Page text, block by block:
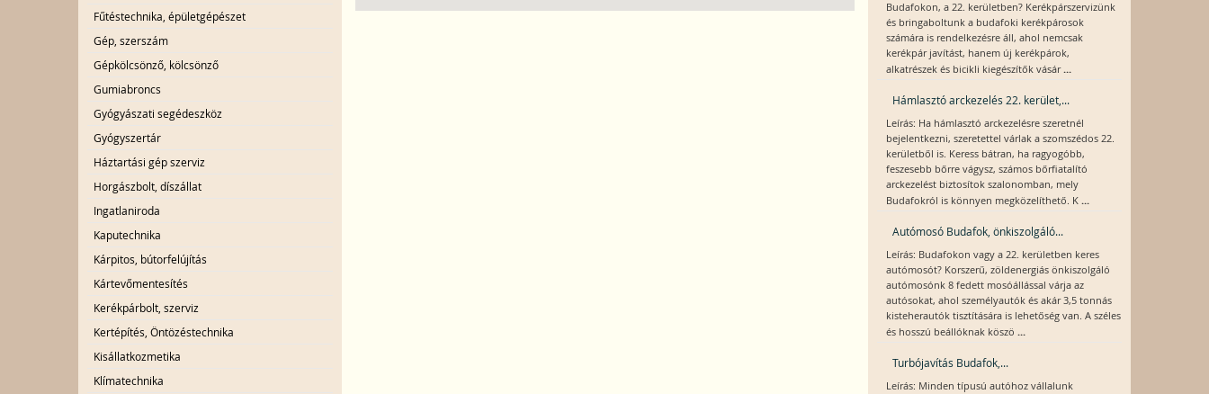
Fűtéstechnika, épületgépészet
Gép, szerszám
Gépkölcsönző, kölcsönző
Gumiabroncs
Gyógyászati segédeszköz
Gyógyszertár
Háztartási gép szerviz
Horgászbolt, díszállat
Ingatlaniroda
Kaputechnika
Kárpitos, bútorfelújítás
Kártevőmentesítés
Kerékpárbolt, szerviz
Kertépítés, Öntözéstechnika
Kisállatkozmetika
Klímatechnika
Budafokon, a 22. kerületben? Kerékpárszervizünk
és bringaboltunk a budafoki kerékpárosok
számára is rendelkezésre áll, ahol nemcsak
kerékpár javítást, hanem új kerékpárok,
alkatrészek és bicikli kiegészítők vásár...
Hámlasztó arckezelés 22. kerület,...
Leírás: Ha hámlasztó arckezelésre szeretnél
bejelentkezni, szeretettel várlak a szomszédos 22.
kerületből is. Keress bátran, ha ragyogóbb,
feszesebb bőrre vágysz, számos bőrfiatalító
arckezelést biztosítok szalonomban, mely
Budafokról is könnyen megközelíthető. K ...
Autómosó Budafok, önkiszolgáló...
Leírás: Budafokon vagy a 22. kerületben keres
autómosót? Korszerű, zöldenergiás önkiszolgáló
autómosónk 8 fedett mosóállással várja az
autósokat, ahol személyautók és akár 3,5 tonnás
kisteherautók tisztítására is lehetőség van. A széles
és hosszú beállóknak köszö ...
Turbójavítás Budafok,...
Leírás: Minden típusú autóhoz vállalunk